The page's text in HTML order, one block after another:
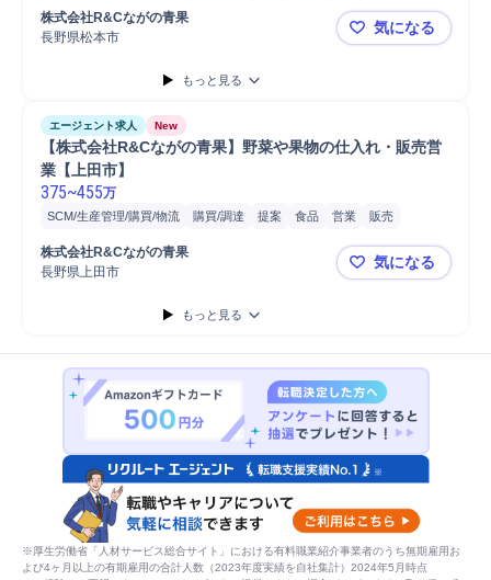
自動車/輸送機器
自動車/輸送機械
株式会社R&Cながの青果
長野県松本市
【株式会社
気になる
もっと見る
エージェント求人 New
【株式会社R&Cながの青果】野菜や果物の仕入れ・販売営
業【上田市】
375~455万
SCM/生産管理/購買/物流 購買/調達 提案 食品 営業
販売
自動車/輸送機器
自動車/輸送機械
株式会社R&Cながの青果
長野県上田市
【株式会社
気になる
もっと見る
※厚生労働省「人材サービス総合サイト」における有料職業紹介事業者のうち無期雇用お
よび4ヶ月以上の有期雇用の合計人数（2023年度実績を自社集計）2024年5月時点